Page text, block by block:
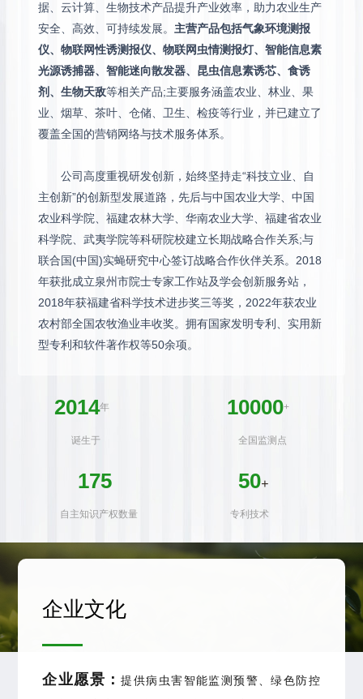
据、云计算、生物技术产品提升产业效率，助力农业生产
安全、高效、可持续发展。 主营产品包括气象环境测报
仪、物联网性诱测报仪、物联网虫情测报灯、智能信息素
光源诱捕器、智能迷向散发器、昆虫信息素诱芯、食诱
剂、生物天敌等相关产品;主要服务涵盖农业、林业、果
业、烟草、茶叶、仓储、卫生、检疫等行业，并已建立了
覆盖全国的营销网络与技术服务体系。
公司高度重视研发创新，始终坚持走“科技立业、自
主创新”的创新型发展道路，先后与中国农业大学、中国
农业科学院、福建农林大学、华南农业大学、福建省农业
科学院、武夷学院等科研院校建立长期战略合作关系;与
联合国(中国)实蝇研究中心签订战略合作伙伴关系。2018
年获批成立泉州市院士专家工作站及学会创新服务站，
2018年获福建省科学技术进步奖三等奖，2022年获农业
农村部全国农牧渔业丰收奖。拥有国家发明专利、实用新
型专利和软件著作权等50余项。
2014年
诞生于
10000+
全国监测点
175
自主知识产权数量
50+
专利技术
企业文化
企业愿景：提供病虫害智能监测预警、绿色防控